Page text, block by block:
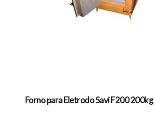
Forno para Eletrodo Savi F200 200kg